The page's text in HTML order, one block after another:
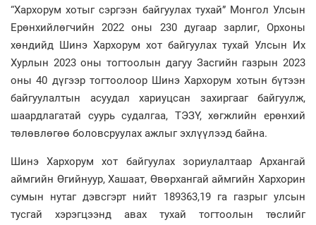
“Хархорум хотыг сэргээн байгуулах тухай” Монгол Улсын
Ерөнхийлөгчийн 2022 оны 230 дугаар зарлиг, Орхоны
хөндийд Шинэ Хархорум хот байгуулах тухай Улсын Их
Хурлын 2023 оны тогтоолын дагуу Засгийн газрын 2023
оны 40 дүгээр тогтоолоор Шинэ Хархорум хотын бүтээн
байгуулалтын асуудал хариуцсан захиргааг байгуулж,
шаардлагатай суурь судалгаа, ТЭЗҮ, хөгжлийн ерөнхий
төлөвлөгөө боловсруулах ажлыг эхлүүлээд байна.
Шинэ Хархорум хот байгуулах зориулалтаар Архангай
аймгийн Өгийнуур, Хашаат, Өвөрхангай аймгийн Хархорин
сумын нутаг дэвсгэрт нийт 189363,19 га газрыг улсын
тусгай хэрэгцээнд авах тухай тогтоолын төслийг